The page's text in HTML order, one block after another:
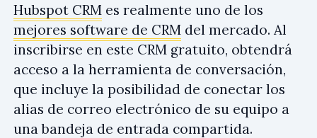
Hubspot CRM es realmente uno de los
mejores software de CRM del mercado. Al
inscribirse en este CRM gratuito, obtendrá
acceso a la herramienta de conversación,
que incluye la posibilidad de conectar los
alias de correo electrónico de su equipo a
una bandeja de entrada compartida.